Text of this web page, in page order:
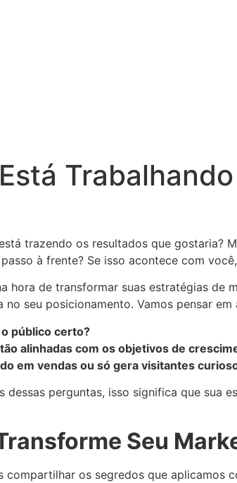
trazendo os resultados que gostaria?
à frente? Se isso acontece com
hora de transformar suas estratégias
seu posicionamento. Vamos pensar em
público certo?
alinhadas com os objetivos de
em vendas ou só gera visitantes
dessas perguntas, isso significa que
Seu
compartilhar os segredos que aplicamos